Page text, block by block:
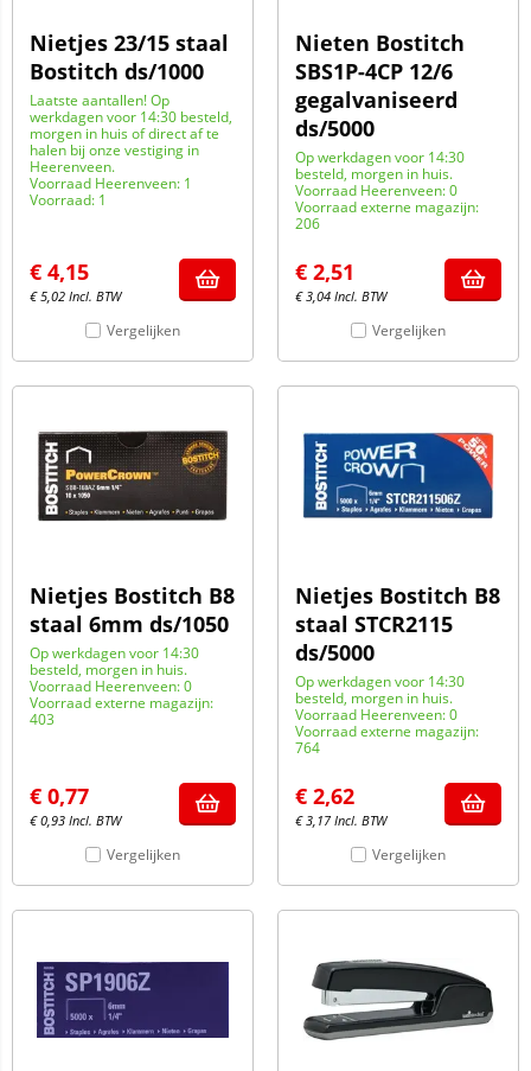
Nietjes 23/15 staal
Bostitch ds/1000
Laatste aantallen! Op
werkdagen voor 14:30 besteld,
morgen in huis of direct af te
halen bij onze vestiging in
Heerenveen.
Voorraad Heerenveen: 1
Voorraad: 1
€ 4,15
€5,02 Incl. BTW
Vergelijken
Nieten Bostitch
SBS1P-4CP 12/6
gegalvaniseerd
ds/5000
Op werkdagen voor 14:30
besteld, morgen in huis.
Voorraad Heerenveen: 0
Voorraad externe magazijn:
206
€ 2,51
€3,04 Incl. BTW
Vergelijken
Nietjes Bostitch B8
staal 6mm ds/1050
Op werkdagen voor 14:30
besteld, morgen in huis.
Voorraad Heerenveen: 0
Voorraad externe magazijn:
403
€ 0,77
€0,93 Incl. BTW
Vergelijken
Nietjes Bostitch B8
staal STCR2115
ds/5000
Op werkdagen voor 14:30
besteld, morgen in huis.
Voorraad Heerenveen: 0
Voorraad externe magazijn:
764
€ 2,62
€3,17 Incl. BTW
Vergelijken